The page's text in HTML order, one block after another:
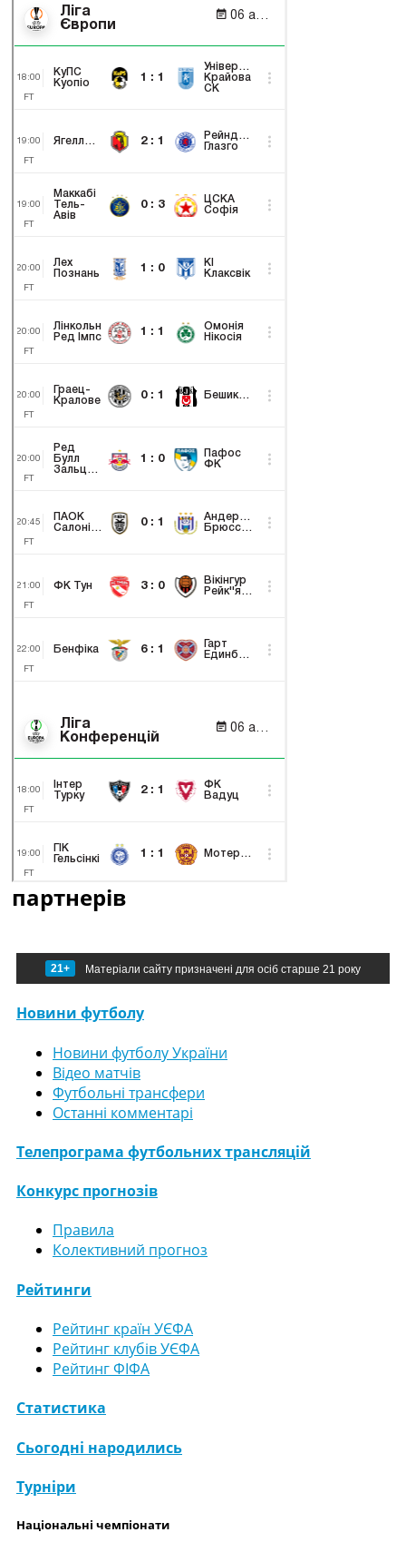
партнерів
21+ Матеріали сайту призначені для осіб старше 21 року
Новини футболу
Новини футболу України
Відео матчів
Футбольні трансфери
Останні комментарі
Телепрограма футбольних трансляцій
Конкурс прогнозів
Правила
Колективний прогноз
Рейтинги
Рейтинг країн УЄФА
Рейтинг клубів УЄФА
Рейтинг ФІФА
Статистика
Сьогодні народились
Турніри
Національні чемпіонати